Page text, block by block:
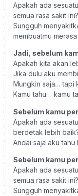
Apakah ada
semua rasa sakit ini?
Sungguh
membuatmu
Jadi, sebelum
Apakah kita akan
Jika dulu aku
Mungkin saja… tapi
Kamu tahu… kamu
Sebelum kamu
Apakah ada
berdetak lebih
Andai saja aku
Sebelum kamu
Apakah ada
semua rasa sakit ini?
Sungguh